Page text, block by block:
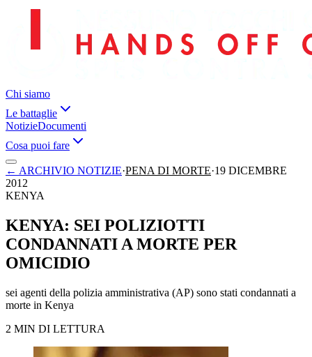
Chi siamo
Le battaglie
NotizieDocumenti
Cosa puoi fare
← ARCHIVIO NOTIZIE·PENA DI MORTE·19 DICEMBRE
2012
KENYA
KENYA: SEI POLIZIOTTI
CONDANNATI A MORTE PER
OMICIDIO
sei agenti della polizia amministrativa (AP) sono stati condannati a
morte in Kenya
2 MIN DI LETTURA